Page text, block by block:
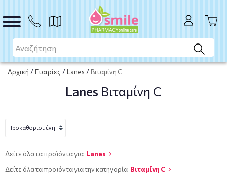
Αρχική /Εταιρίες /Lanes / Βιταμίνη C
Lanes Βιταμίνη C
Δείτε όλα τα προϊόντα για Lanes
Δείτε όλα τα προϊόντα για την κατηγορία Βιταμίνη C